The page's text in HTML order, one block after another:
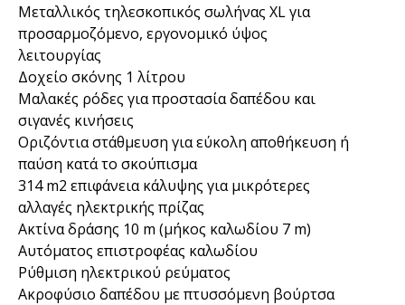
Μεταλλικός τηλεσκοπικός σωλήνας XL για
προσαρμοζόμενο, εργονομικό ύψος
λειτουργίας
Δοχείο σκόνης 1 λίτρου
Μαλακές ρόδες για προστασία δαπέδου και
σιγανές κινήσεις
Οριζόντια στάθμευση για εύκολη αποθήκευση ή
παύση κατά το σκούπισμα
314 m2 επιφάνεια κάλυψης για μικρότερες
αλλαγές ηλεκτρικής πρίζας
Ακτίνα δράσης 10 m (μήκος καλωδίου 7 m)
Αυτόματος επιστροφέας καλωδίου
Ρύθμιση ηλεκτρικού ρεύματος
Ακροφύσιο δαπέδου με πτυσσόμενη βούρτσα